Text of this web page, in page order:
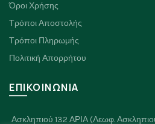
Όροι Χρήσης
Τρόποι Αποστολής
Τρόποι Πληρωμής
Πολιτική Απορρήτου
ΕΠΙΚΟΙΝΩΝΙΑ
Ασκληπιού 132 ΑΡΙΑ (Λεωφ.